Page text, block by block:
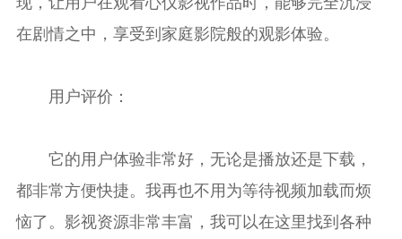
在剧情之中，享受到家庭影院般的观影体验。
用户评价：
它的用户体验非常好，无论是播放还是下载，
都非常方便快捷。我再也不用为等待视频加载而烦
恼了。影视资源非常丰富，我可以在这里找到各种